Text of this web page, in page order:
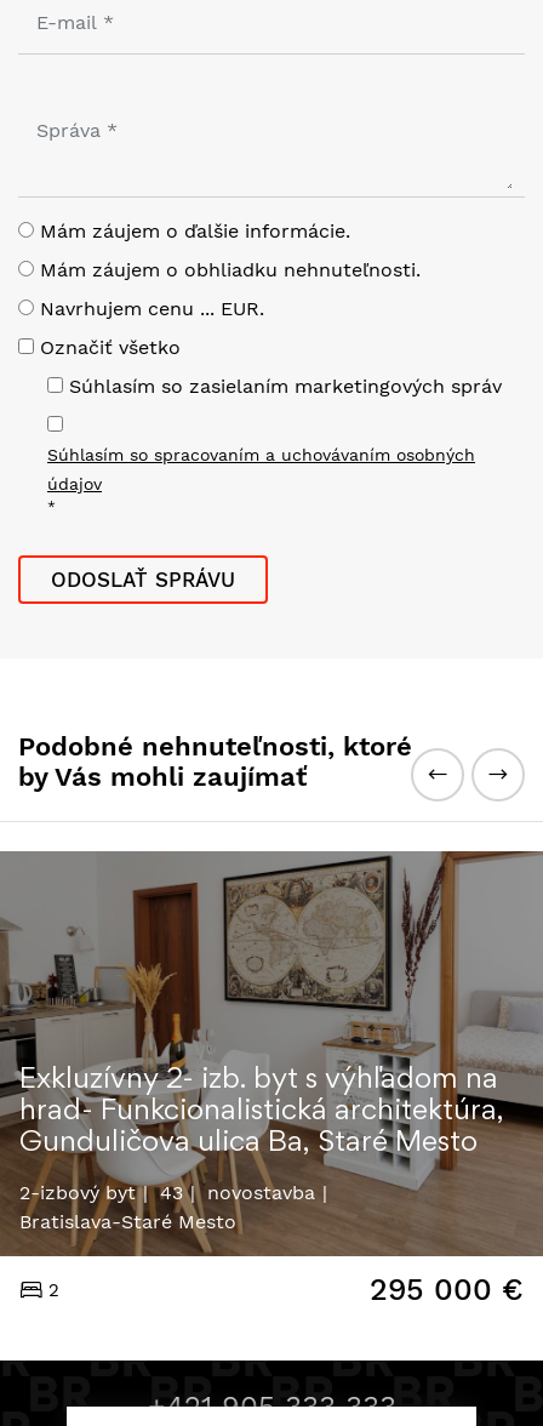
Mám záujem o ďalšie informácie.
Mám záujem o obhliadku nehnuteľnosti.
Navrhujem cenu ... EUR.
Označiť všetko
Súhlasím so zasielaním marketingových správ
Súhlasím so spracovaním a uchovávaním osobných
údajov
*
Podobné nehnuteľnosti, ktoré
by Vás mohli zaujímať
Exkluzívny 2- izb. byt s výhľadom na
hrad- Funkcionalistická architektúra,
Gunduličova ulica Ba, Staré Mesto
2-izbový byt 43
novostavba
Bratislava-Staré Mesto
2 295 000 €
+421 905 333 333